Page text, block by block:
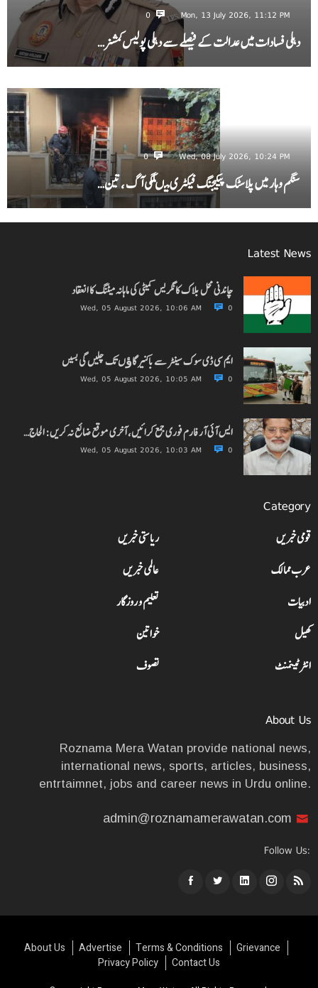
Mon, 13 July 2026, 11:12 PM
0
دہلی فسادات میں عدالت کے فیصلے سے دہلی پولیس کمشنر…
Wed, 08 July 2026, 10:24 PM
0
سنگم وہار میں پلاسٹک پیکیجنگ فیکٹری میںلگی آگ ، تین…
Latest News
چاندنی محل بلاک کانگریس کمیٹی کی ماہانہ میٹنگ کا انعقاد
Wed, 05 August 2026, 10:06 AM 0
ایم سی ڈی سوک سینٹر سے باکنیر گاﺅں تک چلیں گی بسیں
Wed, 05 August 2026, 10:05 AM 0
ایس آئی آر فارم فوری جمع کرائیں، آخری موقع ضائع نہ کریں: الحاج…
Wed, 05 August 2026, 10:03 AM 0
Category
قومی خبریں
ریاستی خبریں
عرب ممالک
عالمی خبریں
ادبیات
تعلیم و روزگار
کھیل
خواتین
انٹرٹینمنٹ
تصوف
About Us
Roznama Mera Watan provide national news,
international news, sports, articles, business,
entrtaimnet, jobs and career news in Urdu online.
admin@roznamamerawatan.com
Follow Us:
About Us Advertise Terms & Conditions
Grievance
Privacy Policy
Contact Us